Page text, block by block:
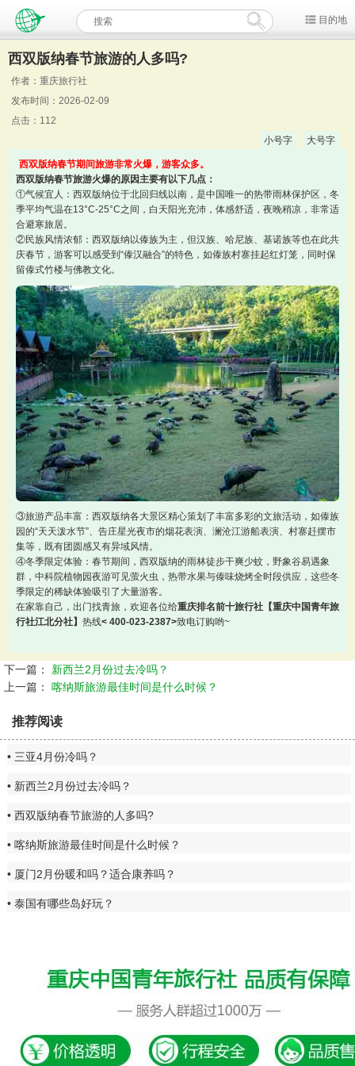
目的地
西双版纳春节旅游的人多吗?
作者：重庆旅行社
发布时间：2026-02-09
点击：112
小号字
大号字
西双版纳春节期间旅游非常火爆，游客众多。
西双版纳春节旅游火爆的原因主要有以下几点：
①气候宜人：西双版纳位于北回归线以南，是中国唯一的热带雨林保护区，冬
季平均气温在13°C-25°C之间，白天阳光充沛，体感舒适，夜晚稍凉，非常适
合避寒旅居。
②民族风情浓郁：西双版纳以傣族为主，但汉族、哈尼族、基诺族等也在此共
庆春节，游客可以感受到“傣汉融合”的特色，如傣族村寨挂起红灯笼，同时保
留傣式竹楼与佛教文化。
③旅游产品丰富：西双版纳各大景区精心策划了丰富多彩的文旅活动，如傣族
园的“天天泼水节”、告庄星光夜市的烟花表演、澜沧江游船表演、村寨赶摆市
集等，既有团圆感又有异域风情。
④冬季限定体验：春节期间，西双版纳的雨林徒步干爽少蚊，野象谷易遇象
群，中科院植物园夜游可见萤火虫，热带水果与傣味烧烤全时段供应，这些冬
季限定的稀缺体验吸引了大量游客。
在家靠自己，出门找青旅，欢迎各位给重庆排名前十旅行社【重庆中国青年旅
行社江北分社】 热线< 400-023-2387>致电订购哟~
下一篇： 新西兰2月份过去冷吗？
上一篇： 喀纳斯旅游最佳时间是什么时候？
推荐阅读
三亚4月份冷吗？
新西兰2月份过去冷吗？
西双版纳春节旅游的人多吗?
喀纳斯旅游最佳时间是什么时候？
厦门2月份暖和吗？适合康养吗？
泰国有哪些岛好玩？